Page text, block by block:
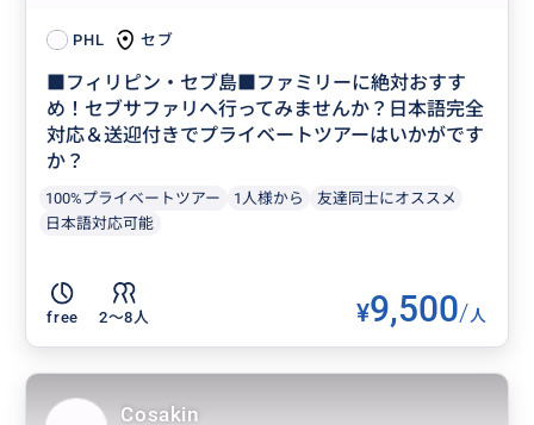
PHL セブ
■フィリピン・セブ島■ファミリーに絶対おすす
め！セブサファリへ行ってみませんか？日本語完全
対応＆送迎付きでプライベートツアーはいかがです
か？
100%プライベートツアー 1人様から
友達同士にオススメ
日本語対応可能
free 2〜8人 ¥9,500/人
Cosakin